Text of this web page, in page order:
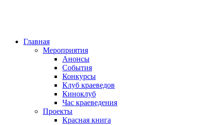
Главная
Мероприятия
Анонсы
События
Конкурсы
Клуб краеведов
Киноклуб
Час краеведения
Проекты
Красная книга